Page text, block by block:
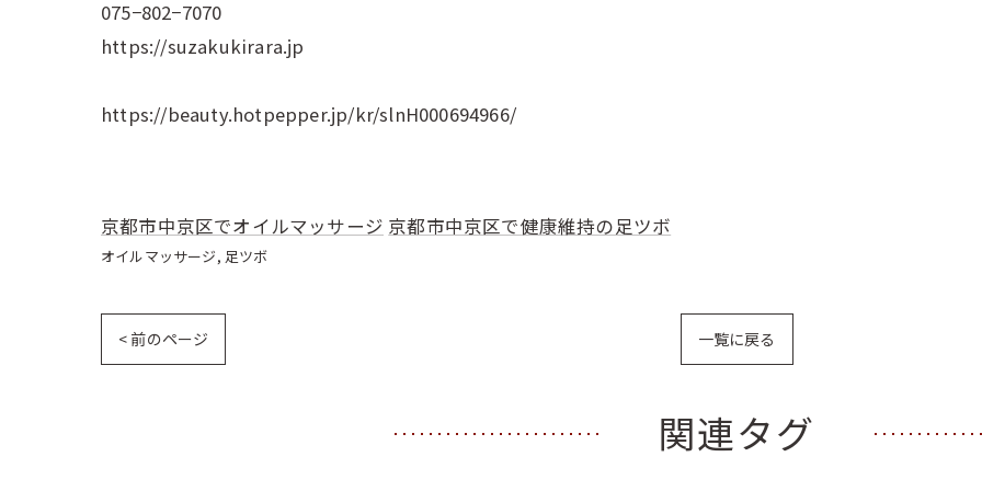
075−802−7070
https://suzakukirara.jp
https://beauty.hotpepper.jp/kr/slnH000694966/
京都市中京区でオイルマッサージ 京都市中京区で健康維持の足ツボ
オイルマッサージ 足ツボ
< 前のページ 一覧に戻る
関連タグ